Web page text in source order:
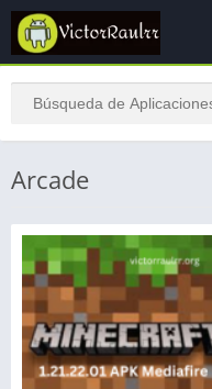
Arcade